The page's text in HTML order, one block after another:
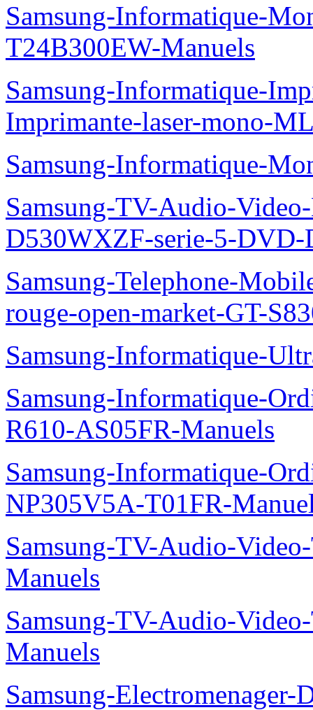
Samsung-Informatique-
T24B300EW-Manuels
Samsung-Informatique-
Imprimante-laser-mono-
Samsung-Informatique-
Samsung-TV-Audio-
D530WXZF-serie-5-DVD-
Samsung-Telephone-
rouge-open-market-GT-
Samsung-Informatique-
Samsung-Informatique-
R610-AS05FR-Manuels
Samsung-Informatique-
NP305V5A-T01FR-
Samsung-TV-Audio-
Manuels
Samsung-TV-Audio-
Manuels
Samsung-